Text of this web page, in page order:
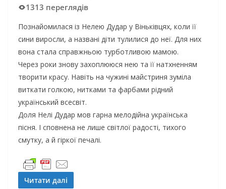
1313 переглядів
Познайомилася із Нелею Дудар у Віньківцях, коли її
сини виросли, а названі діти тулилися до неї. Для них
вона стала справжньою турботливою мамою.
Через роки знову захоплююся нею та її натхненням
творити красу. Навіть на чужині майстриня зуміла
виткати голкою, нитками та фарбами рідний
український всесвіт.
Доля Нелі Дудар мов гарна мелодійна українська
пісня. І сповнена не лише світлої радості, тихого
смутку, а й гіркої печалі.
Читати далі